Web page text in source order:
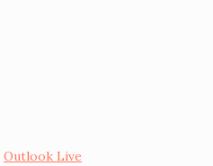
Outlook Live